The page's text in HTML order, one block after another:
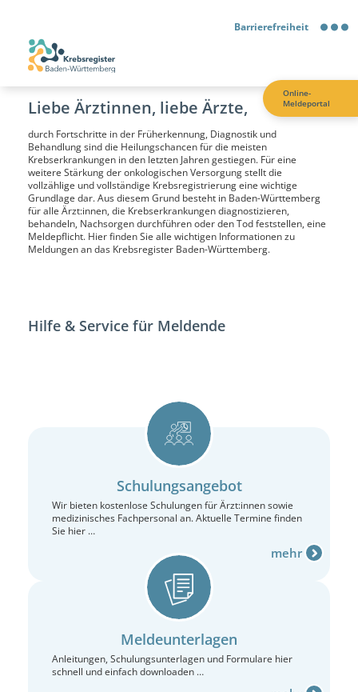
Barrierefreiheit
Barrierefreiheit
Kontrastmodus
Gebärdensprache
Leichte Sprache
Liebe Ärztinnen, liebe Ärzte,
durch Fortschritte in der Früherkennung, Diagnostik und
Behandlung sind die Heilungschancen für die meisten
Krebserkrankungen in den letzten Jahren gestiegen. Für eine
weitere Stärkung der onkologischen Versorgung stellt die
vollzählige und vollständige Krebsregistrierung eine wichtige
Grundlage dar. Aus diesem Grund besteht in Baden-Württemberg
für alle Ärzt:innen, die Krebserkrankungen diagnostizieren,
behandeln, Nachsorgen durchführen oder den Tod feststellen, eine
Meldepflicht. Hier finden Sie alle wichtigen Informationen zu
Meldungen an das Krebsregister Baden-Württemberg.
Hilfe & Service für Meldende
Schulungsangebot
Wir bieten kostenlose Schulungen für Ärzt:innen sowie
medizinisches Fachpersonal an. Aktuelle Termine finden
Sie hier …
mehr
Meldeunterlagen
Anleitungen, Schulungsunterlagen und Formulare hier
schnell und einfach downloaden …
Online-
Meldeportal